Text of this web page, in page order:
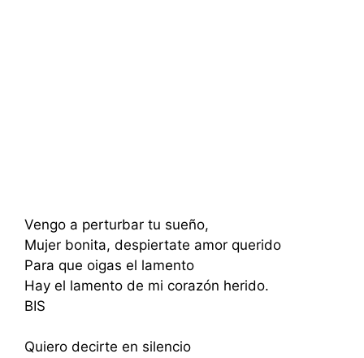
Vengo a perturbar tu sueño,
Mujer bonita, despiertate amor querido
Para que oigas el lamento
Hay el lamento de mi corazón herido.
BIS
Quiero decirte en silencio